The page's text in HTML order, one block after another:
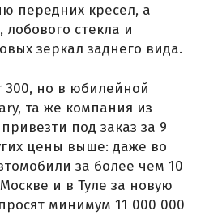
передних кресел, а
стекла и
зеркал заднего вида.
300, но в юбилейной
та же компания из
под заказ за 9
цены выше: даже во
за более чем 10
и в Туле за новую
минимум 11 000 000